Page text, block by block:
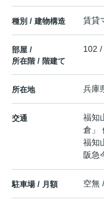
種別 / 建物構造 賃貸
部屋 /
所在階 / 階建て
102
所在地 兵庫
交通 福知
倉」
福知
阪急
駐車場 / 月額 空無